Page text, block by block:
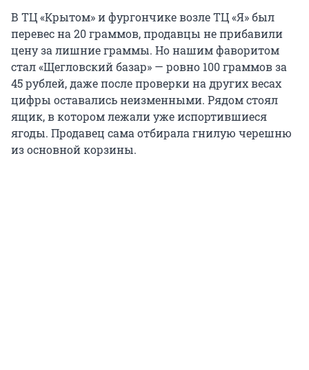
В ТЦ «Крытом» и фургончике возле ТЦ «Я» был
перевес на 20 граммов, продавцы не прибавили
цену за лишние граммы. Но нашим фаворитом
стал «Щегловский базар» — ровно 100 граммов за
45 рублей, даже после проверки на других весах
цифры оставались неизменными. Рядом стоял
ящик, в котором лежали уже испортившиеся
ягоды. Продавец сама отбирала гнилую черешню
из основной корзины.